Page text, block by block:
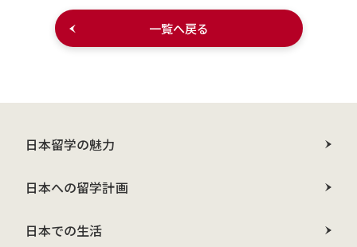
一覧へ戻る
日本留学の魅力
日本への留学計画
日本での生活